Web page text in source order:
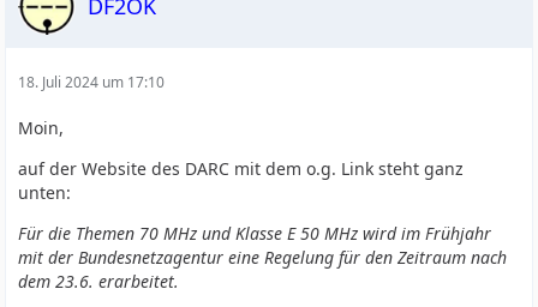
18. Juli 2024 um 17:10
Moin,
auf der Website des DARC mit dem o.g. Link steht ganz
unten:
Für die Themen 70 MHz und Klasse E 50 MHz wird im Frühjahr
mit der Bundesnetzagentur eine Regelung für den Zeitraum nach
dem 23.6. erarbeitet.